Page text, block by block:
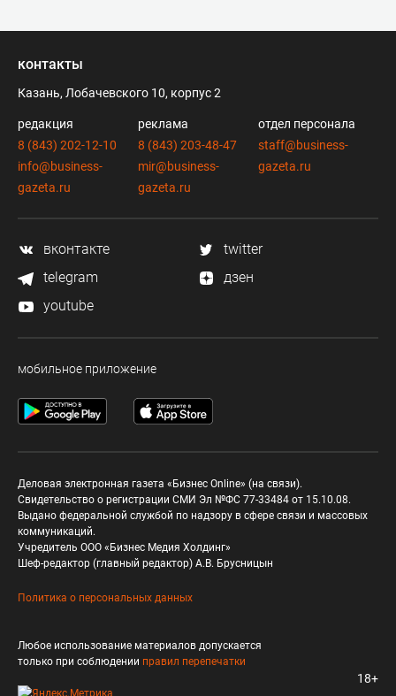
контакты
Казань, Лобачевского 10, корпус 2
редакция
8 (843) 202-12-10
info@business-
gazeta.ru
реклама
8 (843) 203-48-47
mir@business-
gazeta.ru
отдел персонала
staff@business-
gazeta.ru
вконтакте
twitter
telegram
дзен
youtube
мобильное приложение
Деловая электронная газета «Бизнес Online» (на связи).
Свидетельство о регистрации СМИ Эл №ФС 77-33484 от 15.10.08.
Выдано федеральной службой по надзору в сфере связи и массовых
коммуникаций.
Учредитель ООО «Бизнес Медия Холдинг»
Шеф-редактор (главный редактор) А.В. Брусницын
Политика о персональных данных
Любое использование материалов допускается
только при соблюдении правил перепечатки
18+